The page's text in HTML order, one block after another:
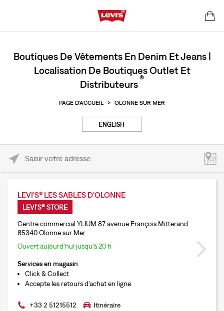
Boutiques De Vêtements En Denim Et Jeans |
Localisation De Boutiques Outlet Et
Distributeurs®
PAGE D'ACCUEIL > OLONNE SUR MER
ENGLISH
LEVI'S® LES SABLES D'OLONNE
LEVI'S® STORE
Centre commercial YLIUM 87 avenue François Mitterand
85340 Olonne sur Mer
Ouvert aujourd’hui jusqu’à 20 h
Services en magasin
Click & Collect
Accepte les retours d'achat en ligne
+33 2 51215512 Itinéraire